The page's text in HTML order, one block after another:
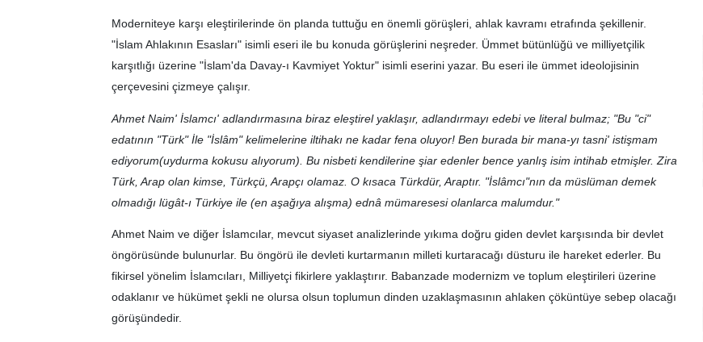
Moderniteye karşı eleştirilerinde ön planda tuttuğu en önemli görüşleri, ahlak kavramı etrafında şekillenir.
"İslam Ahlakının Esasları" isimli eseri ile bu konuda görüşlerini neşreder. Ümmet bütünlüğü ve milliyetçilik
karşıtlığı üzerine "İslam'da Davay-ı Kavmiyet Yoktur" isimli eserini yazar. Bu eseri ile ümmet ideolojisinin
çerçevesini çizmeye çalışır.
Ahmet Naim' İslamcı' adlandırmasına biraz eleştirel yaklaşır, adlandırmayı edebi ve literal bulmaz; "Bu "ci"
edatının "Türk" İle "İslâm" kelimelerine iltihakı ne kadar fena oluyor! Ben burada bir mana-yı tasni' istişmam
ediyorum(uydurma kokusu alıyorum). Bu nisbeti kendilerine şiar edenler bence yanlış isim intihab etmişler. Zira
Türk, Arap olan kimse, Türkçü, Arapçı olamaz. O kısaca Türkdür, Araptır. "İslâmcı"nın da müslüman demek
olmadığı lügât-ı Türkiye ile (en aşağıya alışma) ednâ mümaresesi olanlarca malumdur."
Ahmet Naim ve diğer İslamcılar, mevcut siyaset analizlerinde yıkıma doğru giden devlet karşısında bir devlet
öngörüsünde bulunurlar. Bu öngörü ile devleti kurtarmanın milleti kurtaracağı düsturu ile hareket ederler. Bu
fikirsel yönelim İslamcıları, Milliyetçi fikirlere yaklaştırır. Babanzade modernizm ve toplum eleştirileri üzerine
odaklanır ve hükümet şekli ne olursa olsun toplumun dinden uzaklaşmasının ahlaken çöküntüye sebep olacağı
görüşündedir.